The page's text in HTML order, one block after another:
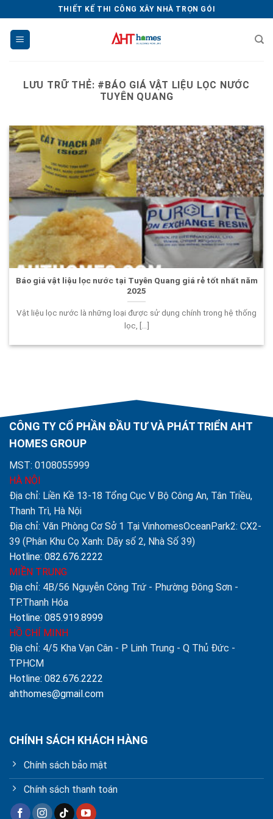
dung
THIẾT KẾ THI CÔNG XÂY NHÀ TRỌN GÓI
LƯU TRỮ THẺ: #BÁO GIÁ VẬT LIỆU LỌC NƯỚC
TUYÊN QUANG
Báo giá vật liệu lọc nước tại Tuyên Quang giá rẻ tốt nhất năm
2025
Vật liệu lọc nước là những loại được sử dụng chính trong hệ thống
lọc, [...]
CÔNG TY CỔ PHẦN ĐẦU TƯ VÀ PHÁT TRIỂN AHT
HOMES GROUP
MST: 0108055999
HÀ NỘI
Địa chỉ: Liền Kề 13-18 Tổng Cục V Bộ Công An, Tân Triều,
Thanh Trì, Hà Nội
Địa chỉ: Văn Phòng Cơ Sở 1 Tại VinhomesOceanPark2: CX2-
39 (Phân Khu Cọ Xanh: Dãy số 2, Nhà Số 39)
Hotline: 082.676.2222
MIỀN TRUNG
Địa chỉ: 4B/56 Nguyễn Công Trứ - Phường Đông Sơn -
TP.Thanh Hóa
Hotline: 085.919.8999
HỒ CHÍ MINH
Địa chỉ: 4/5 Kha Vạn Cân - P Linh Trung - Q Thủ Đức -
TPHCM
Hotline: 082.676.2222
ahthomes@gmail.com
CHÍNH SÁCH KHÁCH HÀNG
Chính sách bảo mật
Chính sách thanh toán